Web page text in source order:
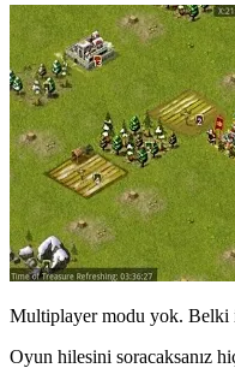
Multiplayer modu yok. Belki
Oyun hilesini soracaksanız